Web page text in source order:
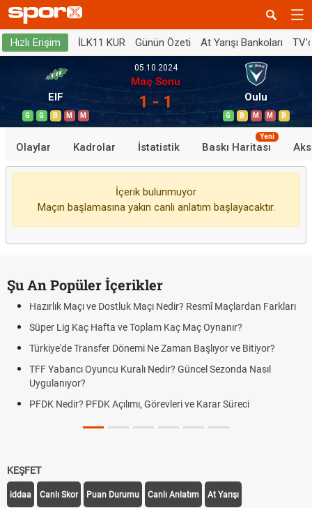
Hızlı Erişim İLK11 KUR Günün Özeti At Yarışı Bankoları
EIF
G G B M M
05.10.2024
Maç Sonu
1 - 1 Oulu
G B M M B
Olaylar Kadrolar İstatistik Baskı Haritası
Yeni
İçerik bulunmuyor
Maçın başlamasına yakın canlı anlatım başlayacaktır.
Şu An Popüler İçerikler
Hazırlık Maçı ve Dostluk Maçı Nedir? Resmî Maçlardan Farkları
Süper Lig Kaç Hafta ve Toplam Kaç Maç Oynanır?
Türkiye'de Transfer Dönemi Ne Zaman Başlıyor ve Bitiyor?
TFF Yabancı Oyuncu Kuralı Nedir? Güncel Sezonda Nasıl
Uygulanıyor?
PFDK Nedir? PFDK Açılımı, Görevleri ve Karar Süreci
KEŞFET
iddaa Canlı Skor Puan Durumu Canlı Anlatım At Yarışı